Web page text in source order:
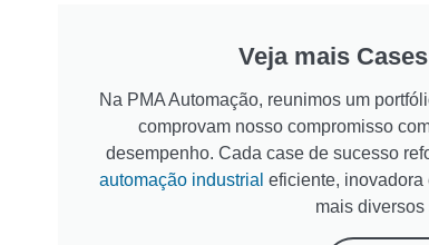
Veja mais
Na PMA Automação, reunimos um
comprovam nosso compromisso
desempenho. Cada case de sucesso
automação industrial eficiente, inovadora
mais diversos